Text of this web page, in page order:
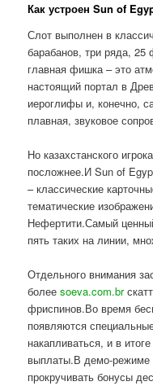
Как устроен Sun of
Слот выполнен в
барабанов, три ряда,
главная фишка – это
настоящий портал в
иероглифы и, конечно,
плавная, звуковое
Но казахстанского
посложнее.И Sun of
– классические
тематические
Нефертити.Самый
пять таких на линии,
Отдельного внимания
болееsoeva.com.br
фриспинов.Во время
появляются
накапливаться, и в
выплаты.В демо-режиме
прокручивать бонусы